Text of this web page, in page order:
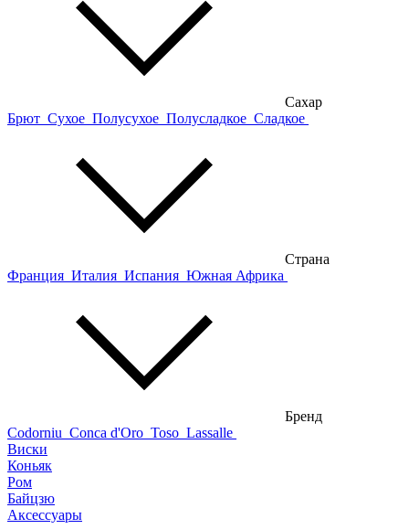
Сахар
Брют Сухое Полусухое Полусладкое Сладкое
Страна
Франция Италия Испания Южная Африка
Бренд
Codorniu Conca d'Oro Toso Lassalle
Виски
Коньяк
Ром
Байцзю
Аксессуары